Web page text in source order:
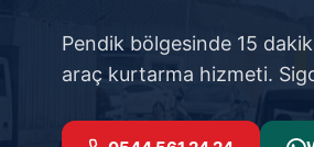
Pendik bölgesinde 15
araç kurtarma hizmeti.